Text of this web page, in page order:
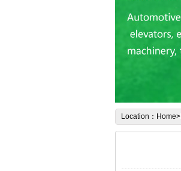
Location： Home>